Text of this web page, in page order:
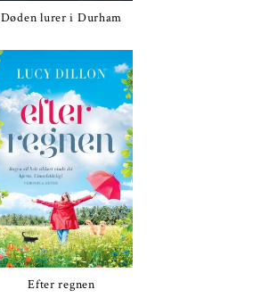
Døden lurer i Durham
Efter regnen